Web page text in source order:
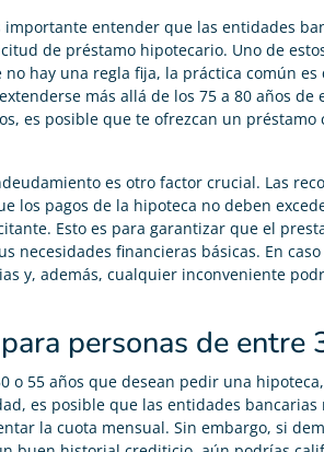
importante entender que las entidades
de préstamo hipotecario. Uno de
hay una regla fija, la práctica común
más allá de los 75 a 80 años
es posible que te ofrezcan un préstamo
es otro factor crucial. Las
los pagos de la hipoteca no deben
Esto es para garantizar que el
necesidades financieras básicas. En
y, además, cualquier inconveniente
personas de entre
o 55 años que desean pedir una
es posible que las entidades
la cuota mensual. Sin embargo, si